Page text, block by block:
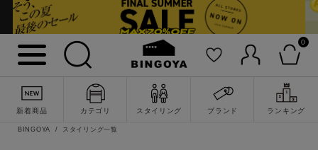
0
新着商品 カテゴリ スタイリング ブランド ランキング
詳細検索
BINGOYA スタイリング一覧